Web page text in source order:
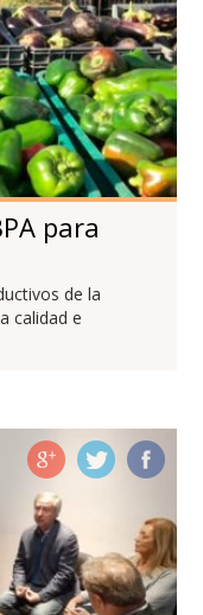
para
de la
calidad e